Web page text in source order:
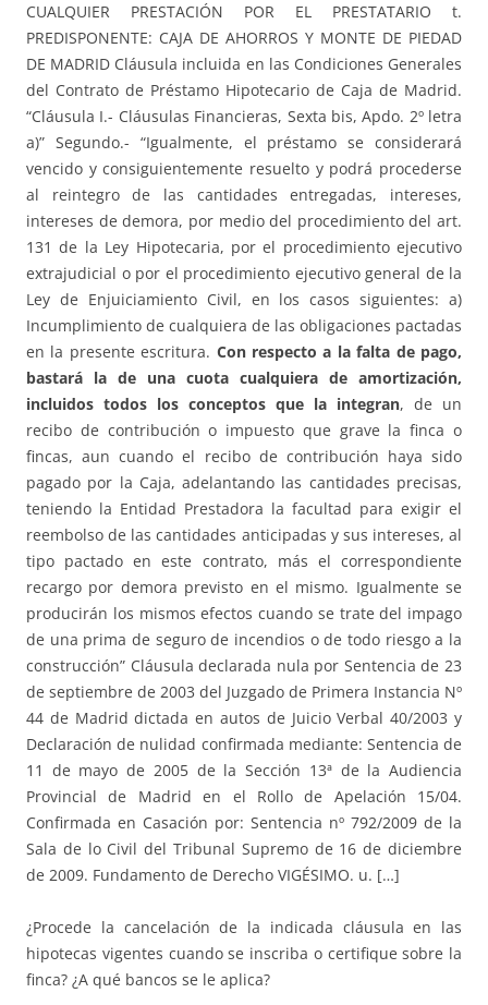
CUALQUIER PRESTACIÓN POR EL PRESTATARIO t.
PREDISPONENTE: CAJA DE AHORROS Y MONTE DE PIEDAD
DE MADRID Cláusula incluida en las Condiciones Generales
del Contrato de Préstamo Hipotecario de Caja de Madrid.
“Cláusula I.- Cláusulas Financieras, Sexta bis, Apdo. 2º letra
a)” Segundo.- “Igualmente, el préstamo se considerará
vencido y consiguientemente resuelto y podrá procederse
al reintegro de las cantidades entregadas, intereses,
intereses de demora, por medio del procedimiento del art.
131 de la Ley Hipotecaria, por el procedimiento ejecutivo
extrajudicial o por el procedimiento ejecutivo general de la
Ley de Enjuiciamiento Civil, en los casos siguientes: a)
Incumplimiento de cualquiera de las obligaciones pactadas
en la presente escritura. Con respecto a la falta de pago,
bastará la de una cuota cualquiera de amortización,
incluidos todos los conceptos que la integran, de un
recibo de contribución o impuesto que grave la finca o
fincas, aun cuando el recibo de contribución haya sido
pagado por la Caja, adelantando las cantidades precisas,
teniendo la Entidad Prestadora la facultad para exigir el
reembolso de las cantidades anticipadas y sus intereses, al
tipo pactado en este contrato, más el correspondiente
recargo por demora previsto en el mismo. Igualmente se
producirán los mismos efectos cuando se trate del impago
de una prima de seguro de incendios o de todo riesgo a la
construcción” Cláusula declarada nula por Sentencia de 23
de septiembre de 2003 del Juzgado de Primera Instancia Nº
44 de Madrid dictada en autos de Juicio Verbal 40/2003 y
Declaración de nulidad confirmada mediante: Sentencia de
11 de mayo de 2005 de la Sección 13ª de la Audiencia
Provincial de Madrid en el Rollo de Apelación 15/04.
Confirmada en Casación por: Sentencia nº 792/2009 de la
Sala de lo Civil del Tribunal Supremo de 16 de diciembre
de 2009. Fundamento de Derecho VIGÉSIMO. u. […]
¿Procede la cancelación de la indicada cláusula en las
hipotecas vigentes cuando se inscriba o certifique sobre la
finca? ¿A qué bancos se le aplica?